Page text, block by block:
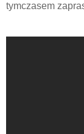
tymczasem